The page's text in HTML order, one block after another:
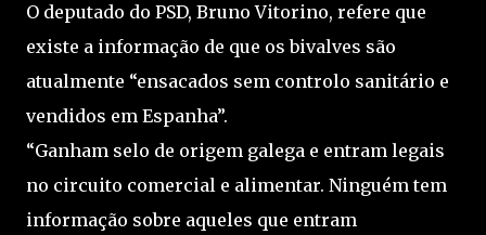
O deputado do PSD, Bruno Vitorino, refere que
existe a informação de que os bivalves são
atualmente “ensacados sem controlo sanitário e
vendidos em Espanha”.
“Ganham selo de origem galega e entram legais
no circuito comercial e alimentar. Ninguém tem
informação sobre aqueles que entram